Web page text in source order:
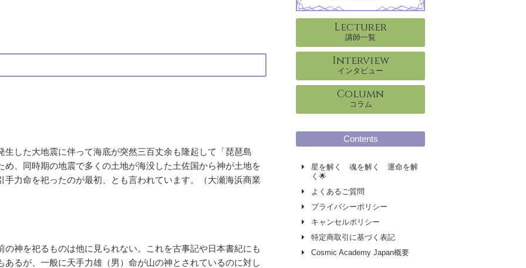
した大地震に伴って海底が突然三百丈余も隆起して「琵琶島
、同時期の地震で多くの土地が海没した土佐国から神が土地を
力命を祀ったのが最初、とも言われています。（大瀬海浜商業
神を祀るものは他に見られない。これを古事記や日本書紀にも
るが、一般に天手力雄（男）命が山の神とされているのに対し
Lecturer
講師一覧
Interview
インタビュー
Column
コラム
Contents
星を解く 魂を解く 運命を解
く🌟
よくあるご質問
プライバシーポリシー
キャンセルポリシー
特定商取引に基づく表記
Cosmic Academy Japan概要